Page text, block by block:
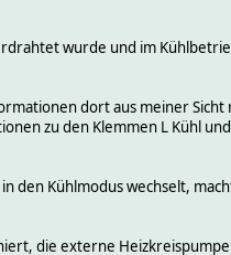
wurde und im
dort aus meiner Sicht
zu den Klemmen L Kühl
den Kühlmodus wechselt,
die externe